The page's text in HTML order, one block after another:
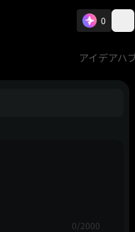
0
アイデアハ
0/2000